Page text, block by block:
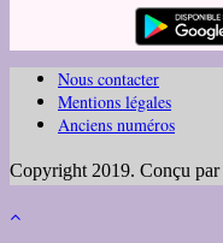
Nous contacter
Mentions légales
Anciens numéros
Copyright 2019. Conçu par